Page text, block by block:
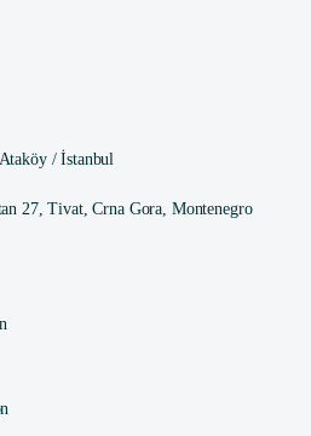
/ İstanbul
27, Tivat, Crna Gora, Montenegro